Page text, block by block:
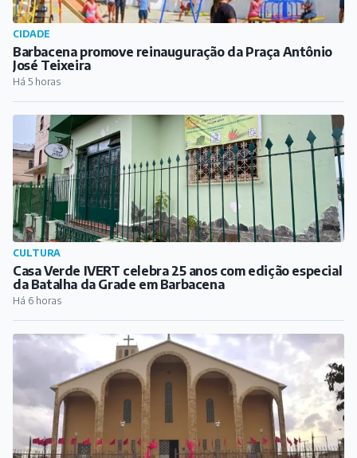
CIDADE
Barbacena promove reinauguração da Praça Antônio
José Teixeira
Há 5 horas
CULTURA
Casa Verde IVERT celebra 25 anos com edição especial
da Batalha da Grade em Barbacena
Há 6 horas